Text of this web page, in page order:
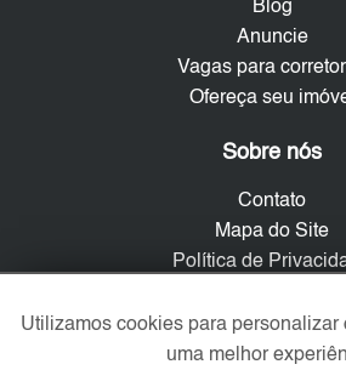
Blog
Anuncie
Vagas para
Ofereça seu
Sobre nós
Contato
Mapa do Site
Política de
Verificada por
Utilizamos cookies para personalizar
uma melhor